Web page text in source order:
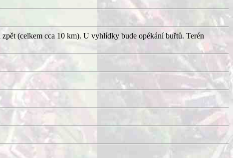
(celkem cca 10 km). U vyhlídky bude opékání buřtů. Terén